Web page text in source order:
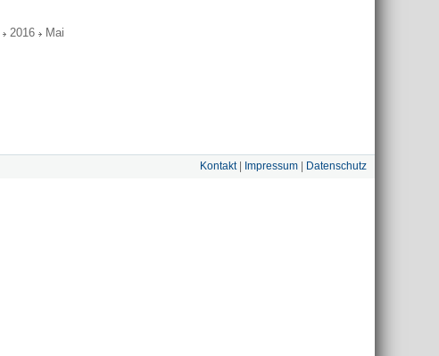
2016 Mai
Kontakt| Impressum Datenschutz